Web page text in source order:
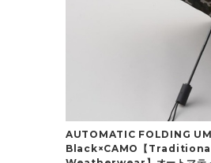
AUTOMATIC FOLDING
Black×CAMO【Traditional